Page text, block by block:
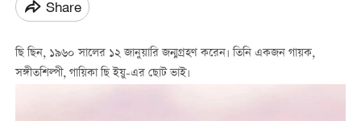
Share
ছি ছিন, ১৯৬০ সালের ১২ জানুয়ারি জন্মগ্রহণ করেন। তিনি একজন গায়ক,
সঙ্গীতশিল্পী, গায়িকা ছি ইয়ু-এর ছোট ভাই।